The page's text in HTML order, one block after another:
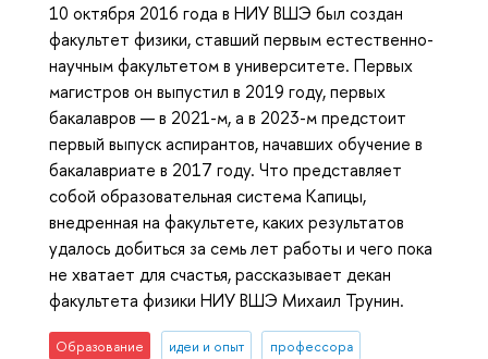
10 октября 2016 года в НИУ ВШЭ был создан
факультет физики, ставший первым естественно-
научным факультетом в университете. Первых
магистров он выпустил в 2019 году, первых
бакалавров — в 2021-м, а в 2023-м предстоит
первый выпуск аспирантов, начавших обучение в
бакалавриате в 2017 году. Что представляет
собой образовательная система Капицы,
внедренная на факультете, каких результатов
удалось добиться за семь лет работы и чего пока
не хватает для счастья, рассказывает декан
факультета физики НИУ ВШЭ Михаил Трунин.
Образование идеи и опыт профессора